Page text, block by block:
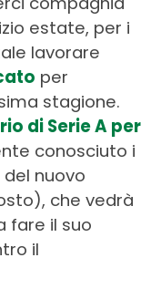
estate, per i
lavorare
per
stagione.
di Serie A per
conosciuto i
nuovo
che vedrà
fare il suo
il